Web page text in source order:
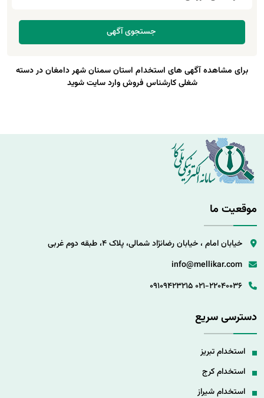
برای مشاهده آگهی های استخدام استان سمنان شهر دامغان در دسته
شغلی کارشناس فروش وارد سایت شوید
موقعیت ما
خیابان امام ، خیابان رضانژاد شمالی، پلاک 4، طبقه دوم غربی
info@mellikar.com
021-22040036
09109423215
دسترسی سریع
استخدام تبریز
استخدام کرج
استخدام شیراز